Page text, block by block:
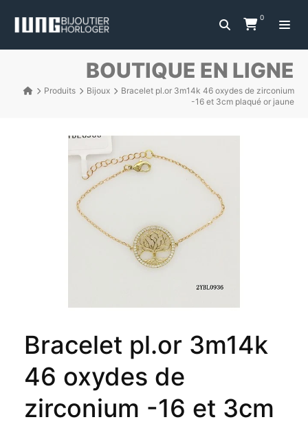
0
BOUTIQUE EN LIGNE
Produits Bijoux
Bracelet pl.or 3m14k 46 oxydes de zirconium
-16 et 3cm plaqué or jaune
Bracelet pl.or 3m14k
46 oxydes de
zirconium -16 et 3cm